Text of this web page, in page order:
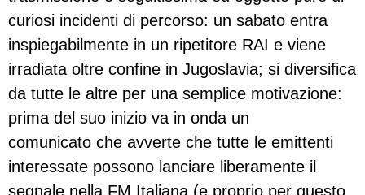
curiosi incidenti di percorso: un sabato entra
inspiegabilmente in un ripetitore RAI e viene
irradiata oltre confine in Jugoslavia; si diversifica
da tutte le altre per una semplice motivazione:
prima del suo inizio va in onda un
comunicato che avverte che tutte le emittenti
interessate possono lanciare liberamente il
segnale nella FM Italiana (e proprio per questo